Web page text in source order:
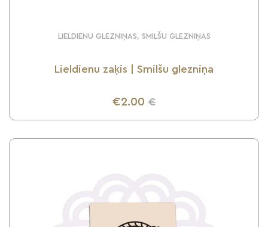
LIELDIENU GLEZNIŅAS, SMILŠU GLEZNIŅAS
Lieldienu zaķis | Smilšu glezniņa
€2.00 €
UZZINI VAIRĀK